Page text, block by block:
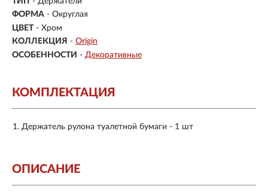
ФОРМА - Округлая
ЦВЕТ - Хром
КОЛЛЕКЦИЯ - Origin
ОСОБЕННОСТИ - Декоративные
КОМПЛЕКТАЦИЯ
Держатель рулона туалетной бумаги - 1 шт
ОПИСАНИЕ